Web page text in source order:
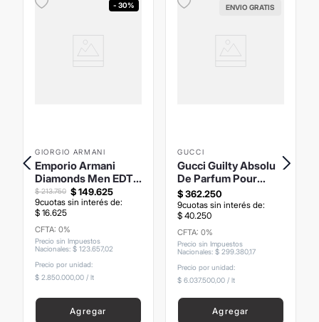
- 30%
GIORGIO ARMANI
Emporio Armani
Diamonds Men EDT
75ml
$149.625
$ 213.750
9cuotas sin interés de:
$ 16.625
CFTA: 0%
Precio sin Impuestos
Nacionales: $ 123657,02
Precio por unidad:
$ 2.850.000,00 / lt
Agregar
ENVIO GRATIS
GUCCI
Gucci Guilty Absolu
De Parfum Pour
Homme 60ml
$362.250
9cuotas sin interés de:
$ 40.250
CFTA: 0%
Precio sin Impuestos
Nacionales: $ 29938017
Precio por unidad:
$ 6.037.500,00 / lt
Agregar